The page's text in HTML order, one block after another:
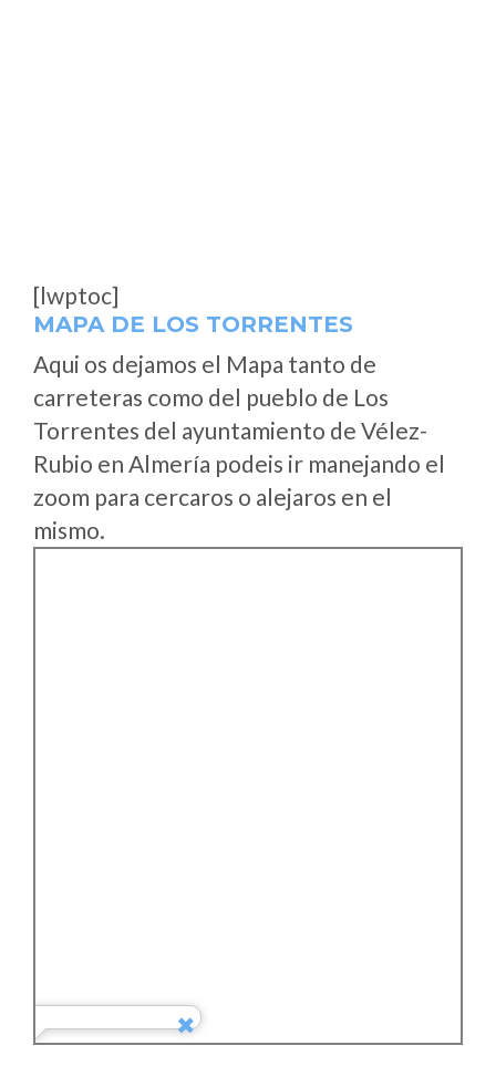
[lwptoc]
MAPA DE LOS TORRENTES
Aqui os dejamos el Mapa tanto de
carreteras como del pueblo de Los
Torrentes del ayuntamiento de Vélez-
Rubio en Almería podeis ir manejando el
zoom para cercaros o alejaros en el
mismo.